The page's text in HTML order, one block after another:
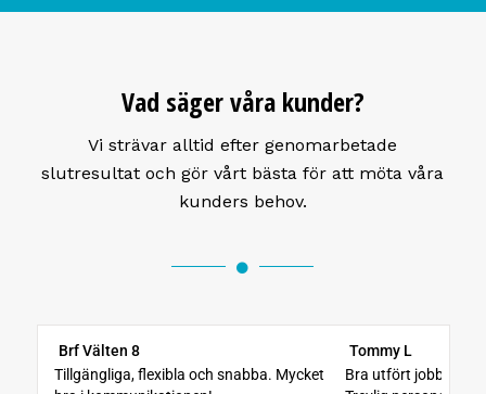
Vad säger våra kunder?
Vi strävar alltid efter genomarbetade
slutresultat och gör vårt bästa för att möta våra
kunders behov.